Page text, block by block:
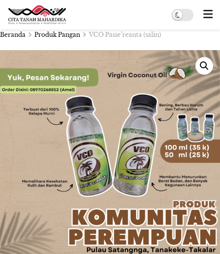
Beranda Produk Pangan VCO Passe’reanta (salin)